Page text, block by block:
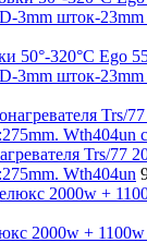
50°-320°C Ego
3mm шток-23mm
Trs/77
Wth404un
2000w +